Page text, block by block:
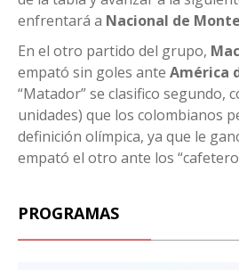
enfrentará a Nacional de
En el otro partido del grupo,
empató sin goles ante América
“Matador” se clasifico segundo,
unidades) que los colombianos
definición olímpica, ya que le
empató el otro ante los
PROGRAMAS